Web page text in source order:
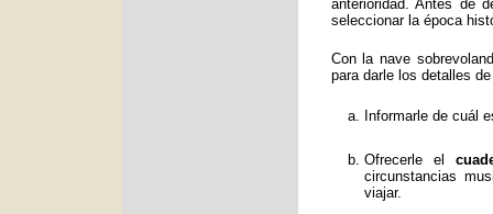
anterioridad. Antes de
seleccionar la época
Con la nave
para darle los detalles
Informarle de cuál
Ofrecerle el
circunstancias
viajar.